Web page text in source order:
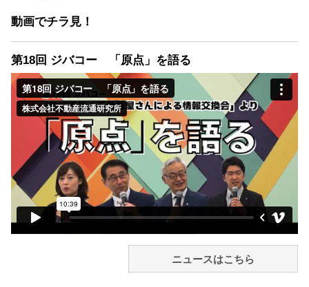
動画でチラ見！
第18回 ジバコー 「原点」を語る
ニュースはこちら